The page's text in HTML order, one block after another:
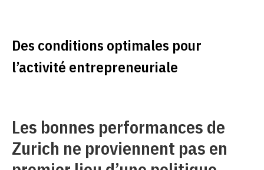
Des conditions optimales pour
l’activité entrepreneuriale
Les bonnes performances de
Zurich ne proviennent pas en